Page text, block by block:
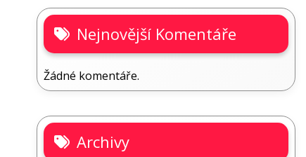
Nejnovější Komentáře
Žádné komentáře.
Archivy